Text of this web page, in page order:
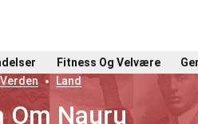
Fitness Og Velvære
Verden Land
Om Nauru